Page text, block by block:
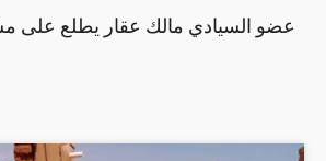
عضو السيادي مالك عقار يطلع على